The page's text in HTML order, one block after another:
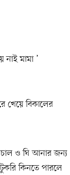
মামা ’
খেয়ে বিকালের
চাল ও ঘি আনার জন্য
কিনতে পারলে